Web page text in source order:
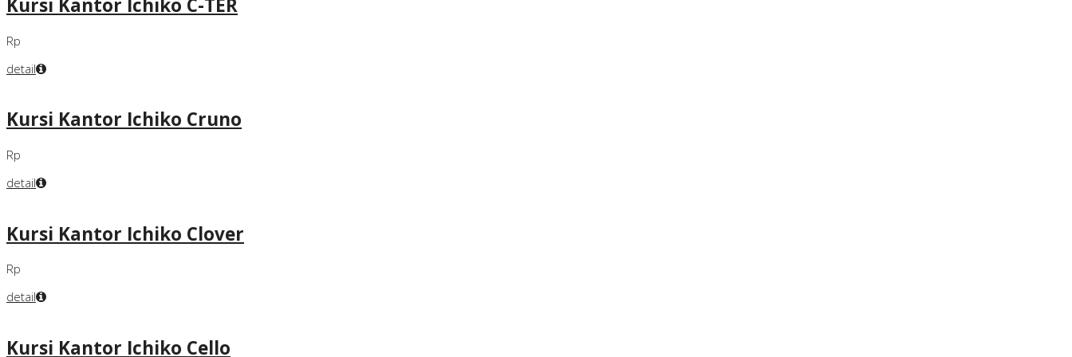
Kursi Kantor Ichiko C-TER
Rp
detail
Kursi Kantor Ichiko Cruno
Rp
detail
Kursi Kantor Ichiko Clover
Rp
detail
Kursi Kantor Ichiko Cello